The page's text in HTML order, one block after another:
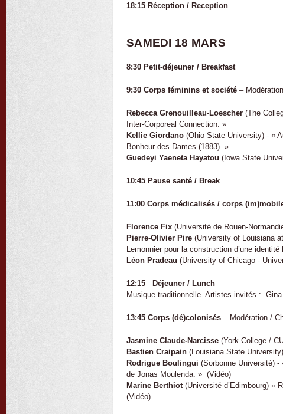
18:15 Réception / Reception
SAMEDI 18 MARS
8:30 Petit-déjeuner / Breakfast
9:30 Corps féminins et société –
Rebecca Grenouilleau-Loescher (The
Inter-Corporeal Connection. »
Kellie Giordano (Ohio State University) - «
Bonheur des Dames (1883). »
Guedeyi Yaeneta Hayatou (Iowa State
10:45 Pause santé / Break
11:00 Corps médicalisés / corps
Florence Fix (Université de Rouen-
Pierre-Olivier Pire (University of Louisiana
Lemonnier pour la construction d’une
Léon Pradeau (University of Chicago -
12:15 Déjeuner / Lunch
Musique traditionnelle. Artistes invités :
13:45 Corps (dé)colonisés – Modération /
Jasmine Claude-Narcisse (York College /
Bastien Craipain (Louisiana State
Rodrigue Boulingui (Sorbonne Université)
de Jonas Moulenda. » (Vidéo)
Marine Berthiot (Université d’Edimbourg) «
(Vidéo)